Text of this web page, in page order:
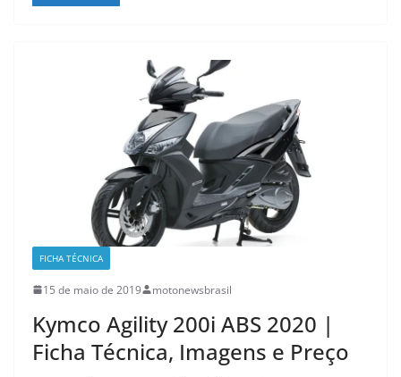
FICHA TÉCNICA
15 de maio de 2019 motonewsbrasil
Kymco Agility 200i ABS 2020 |
Ficha Técnica, Imagens e Preço